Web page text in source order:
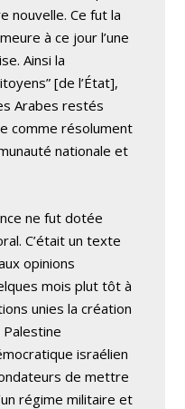
nouvelle. Ce fut la
à ce jour l’une
Ainsi la
[de l’État],
Arabes restés
comme résolument
nationale et
ne fut dotée
C’était un texte
opinions
mois plut tôt à
unies la création
israélien
de mettre
régime militaire et